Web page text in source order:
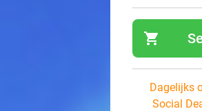
shopping_cart
Dagelijks
Social